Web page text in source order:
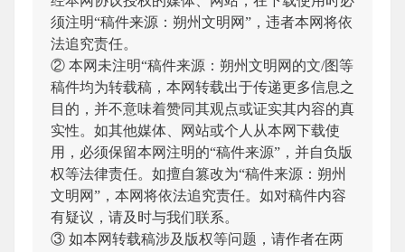
须注明“稿件来源：朔州文明网”，违者本网将依
法追究责任。
② 本网未注明“稿件来源：朔州文明网的文/图等
稿件均为转载稿，本网转载出于传递更多信息之
目的，并不意味着赞同其观点或证实其内容的真
实性。如其他媒体、网站或个人从本网下载使
用，必须保留本网注明的“稿件来源”，并自负版
权等法律责任。如擅自篡改为“稿件来源：朔州
文明网”，本网将依法追究责任。如对稿件内容
有疑议，请及时与我们联系。
③ 如本网转载稿涉及版权等问题，请作者在两